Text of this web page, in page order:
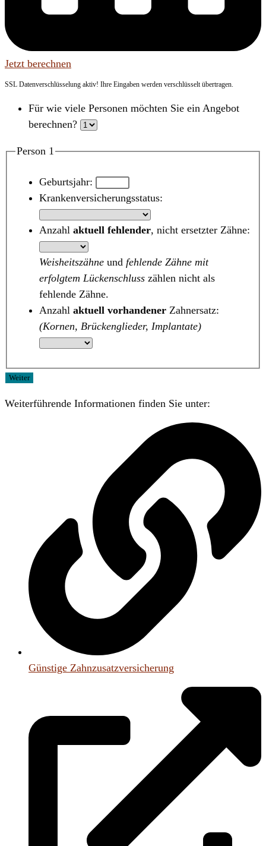
Jetzt berechnen
SSL Datenverschlüsselung aktiv! Ihre Eingaben werden verschlüsselt übertragen.
Für wie viele Personen möchten Sie ein Angebot
berechnen?
Person 1
Geburtsjahr:
Krankenversicherungsstatus:
Anzahl aktuell fehlender, nicht ersetzter Zähne:
Weisheitszähneund fehlende Zähne mit
erfolgtem Lückenschlusszählen nicht als
fehlende Zähne.
Anzahl aktuell vorhandenerZahnersatz:
(Kornen, Brückenglieder, Implantate)
Weiter
Weiterführende Informationen finden Sie unter:
Günstige Zahnzusatzversicherung